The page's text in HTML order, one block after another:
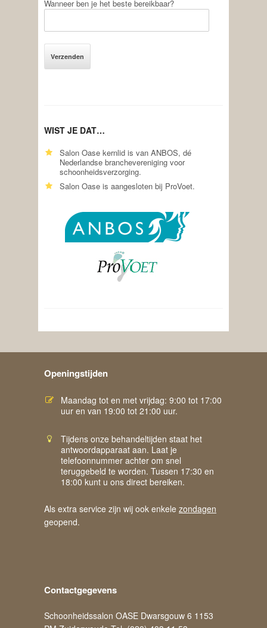
Wanneer ben je het beste bereikbaar?
WIST JE DAT…
Salon Oase kernlid is van ANBOS, dé
Nederlandse branchevereniging voor
schoonheidsverzorging.
Salon Oase is aangesloten bij ProVoet.
Openingstijden
Maandag tot en met vrijdag: 9:00 tot 17:00
uur en van 19:00 tot 21:00 uur.
Tijdens onze behandeltijden staat het
antwoordapparaat aan. Laat je
telefoonnummer achter om snel
teruggebeld te worden. Tussen 17:30 en
18:00 kunt u ons direct bereiken.
Als extra service zijn wij ook enkele zondagen
geopend.
Contactgegevens
Schoonheidssalon OASE Dwarsgouw 6 1153